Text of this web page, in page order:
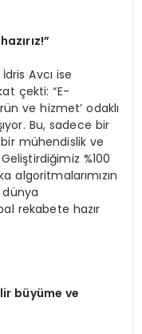
z!”
Avcı ise
çekti: “E-
ve hizmet’ odaklı
Bu, sadece bir
bir mühendislik ve
%100
algoritmalarımızın
rekabete hazır
büyüme ve